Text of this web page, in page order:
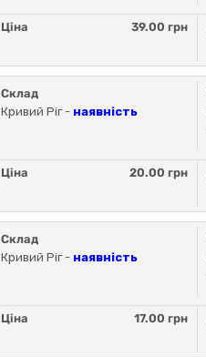
Ціна 39.00 грн
Склад
Кривий Ріг - наявність
Ціна 20.00 грн
Склад
Кривий Ріг - наявність
Ціна 17.00 грн